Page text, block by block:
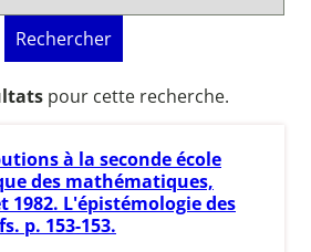
Rechercher
pour cette recherche.
à la seconde école
des mathématiques,
1982. L'épistémologie des
p. 153-153.